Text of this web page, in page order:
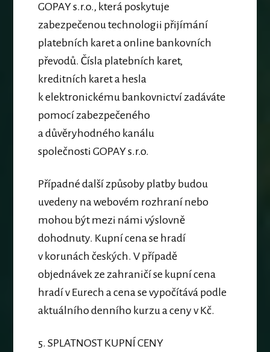
GOPAYs.r.o., která poskytuje
zabezpečenou technologii přijímání
platebních karet a online bankovních
převodů. Čísla platebních karet,
kreditních karet a hesla
k elektronickému bankovnictví zadáváte
pomocí zabezpečeného
a důvěryhodného kanálu
společnosti GOPAY s.r.o.
Případné další způsoby platby budou
uvedeny na webovém rozhraní nebo
mohou být mezi námi výslovně
dohodnuty. Kupní cena se hradí
v korunách českých. V případě
objednávek ze zahraničí se kupní cena
hradí v Eurech a cena se vypočítává podle
aktuálního denního kurzu a ceny v Kč.
5. SPLATNOST KUPNÍ CENY